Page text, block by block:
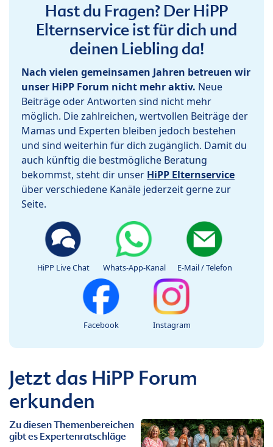
Hast du Fragen? Der HiPP
Elternservice ist für dich und
deinen Liebling da!
Nach vielen gemeinsamen Jahren betreuen wir
unser HiPP Forum nicht mehr aktiv. Neue
Beiträge oder Antworten sind nicht mehr
möglich. Die zahlreichen, wertvollen Beiträge der
Mamas und Experten bleiben jedoch bestehen
und sind weiterhin für dich zugänglich. Damit du
auch künftig die bestmögliche Beratung
bekommst, steht dir unser HiPP Elternservice
über verschiedene Kanäle jederzeit gerne zur
Seite.
HiPP Live Chat Whats-App-Kanal E-Mail / Telefon
Facebook Instagram
Jetzt das HiPP Forum
erkunden
Zu diesen Themenbereichen
gibt es Expertenratschläge